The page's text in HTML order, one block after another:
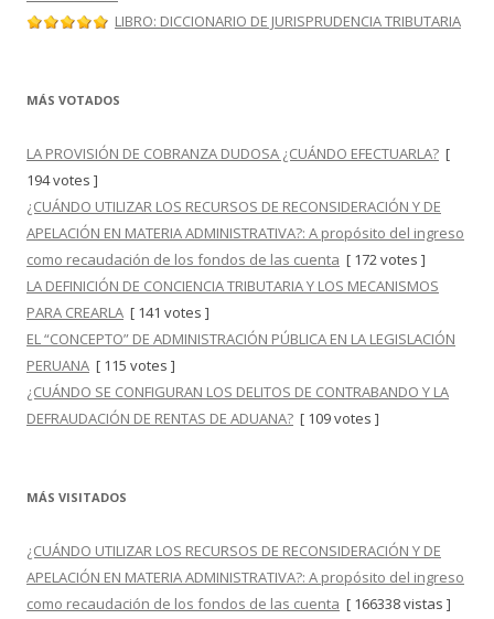
LIBRO: DICCIONARIO DE JURISPRUDENCIA TRIBUTARIA
MÁS VOTADOS
LA PROVISIÓN DE COBRANZA DUDOSA ¿CUÁNDO EFECTUARLA? [
194 votes ]
¿CUÁNDO UTILIZAR LOS RECURSOS DE RECONSIDERACIÓN Y DE
APELACIÓN EN MATERIA ADMINISTRATIVA?: A propósito del ingreso
como recaudación de los fondos de las cuenta [ 172 votes ]
LA DEFINICIÓN DE CONCIENCIA TRIBUTARIA Y LOS MECANISMOS
PARA CREARLA [ 141 votes ]
EL “CONCEPTO” DE ADMINISTRACIÓN PÚBLICA EN LA LEGISLACIÓN
PERUANA [ 115 votes ]
¿CUÁNDO SE CONFIGURAN LOS DELITOS DE CONTRABANDO Y LA
DEFRAUDACIÓN DE RENTAS DE ADUANA? [ 109 votes ]
MÁS VISITADOS
¿CUÁNDO UTILIZAR LOS RECURSOS DE RECONSIDERACIÓN Y DE
APELACIÓN EN MATERIA ADMINISTRATIVA?: A propósito del ingreso
como recaudación de los fondos de las cuenta [ 166338 vistas ]